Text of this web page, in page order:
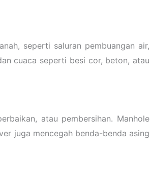
seperti saluran pembuangan air,
cuaca seperti besi cor, beton, atau
atau pembersihan. Manhole
juga mencegah benda-benda asing